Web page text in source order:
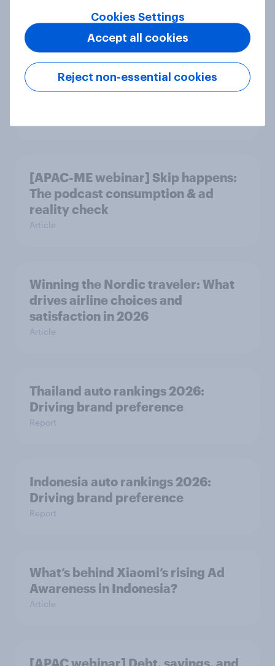
Article
Canada Advertisers of the Month
[APAC-ME webinar] Skip happens:
The podcast consumption & ad
reality check
Article
Winning the Nordic traveler: What
drives airline choices and
satisfaction in 2026
Article
Thailand auto rankings 2026: ​
Driving brand preference
Report
Indonesia auto rankings 2026: ​
Driving brand preference
Report
What’s behind Xiaomi’s rising Ad
Awareness in Indonesia?
Article
[APAC webinar] Debt, savings, and
Cookies Settings
Reject non-essential cookies
Accept all cookies